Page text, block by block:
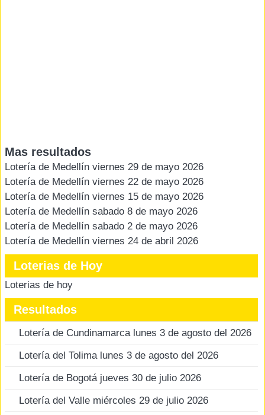
Mas resultados
Lotería de Medellín viernes 29 de mayo 2026
Lotería de Medellín viernes 22 de mayo 2026
Lotería de Medellín viernes 15 de mayo 2026
Lotería de Medellín sabado 8 de mayo 2026
Lotería de Medellín sabado 2 de mayo 2026
Lotería de Medellín viernes 24 de abril 2026
Loterias de Hoy
Loterias de hoy
Resultados
Lotería de Cundinamarca lunes 3 de agosto del 2026
Lotería del Tolima lunes 3 de agosto del 2026
Lotería de Bogotá jueves 30 de julio 2026
Lotería del Valle miércoles 29 de julio 2026